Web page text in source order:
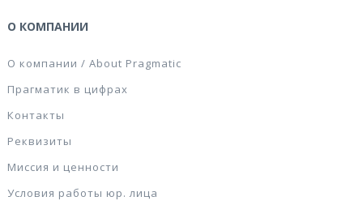
О КОМПАНИИ
О компании / About Pragmatic
Прагматик в цифрах
Контакты
Реквизиты
Миссия и ценности
Условия работы юр. лица